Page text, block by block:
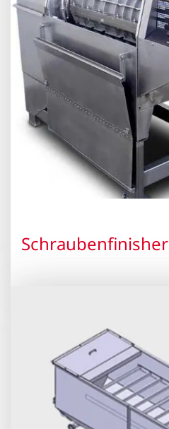
Schraubenfinisher